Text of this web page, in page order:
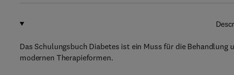
Das Schulungsbuch Diabetes ist ein Muss für die
modernen Therapieformen.